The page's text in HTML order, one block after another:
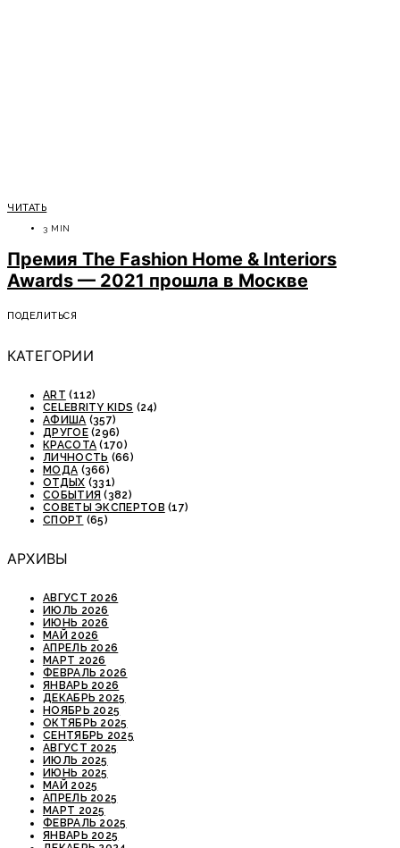
ЧИТАТЬ
3 MIN
Премия The Fashion Home & Interiors
Awards — 2021 прошла в Москве
ПОДЕЛИТЬСЯ
КАТЕГОРИИ
ART (112)
CELEBRITY KIDS (24)
АФИША (357)
ДРУГОЕ(296)
КРАСОТА (170)
ЛИЧНОСТЬ (66)
МОДА (366)
ОТДЫХ (331)
СОБЫТИЯ (382)
СОВЕТЫ ЭКСПЕРТОВ (17)
СПОРТ (65)
АРХИВЫ
АВГУСТ 2026
ИЮЛЬ 2026
ИЮНЬ 2026
МАЙ 2026
АПРЕЛЬ 2026
МАРТ 2026
ФЕВРАЛЬ 2026
ЯНВАРЬ 2026
ДЕКАБРЬ 2025
НОЯБРЬ 2025
ОКТЯБРЬ 2025
СЕНТЯБРЬ 2025
АВГУСТ 2025
ИЮЛЬ 2025
ИЮНЬ 2025
МАЙ 2025
АПРЕЛЬ 2025
МАРТ 2025
ФЕВРАЛЬ 2025
ЯНВАРЬ 2025